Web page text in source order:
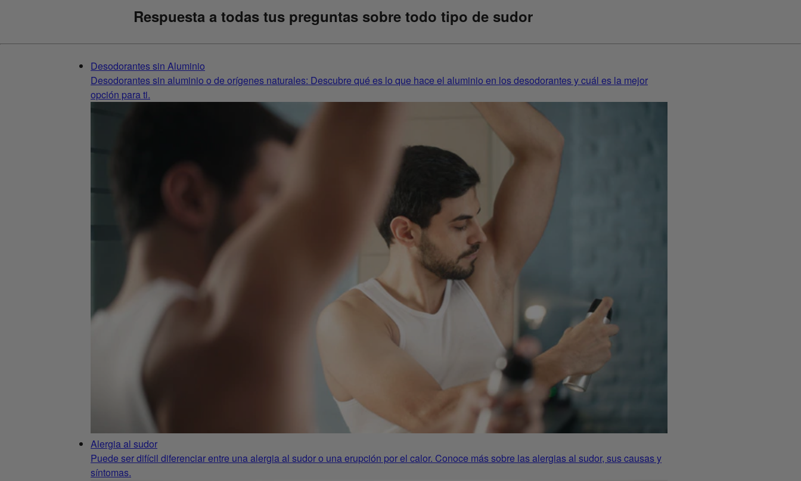
Respuesta a todas tus preguntas sobre todo tipo de sudor
Desodorantes sin Aluminio
Desodorantes sin aluminio o de orígenes naturales: Descubre qué es lo que hace el aluminio en los desodorantes y cuál es la mejor
opción para ti.
Alergia al sudor
Puede ser difícil diferenciar entre una alergia al sudor o una erupción por el calor. Conoce más sobre las alergias al sudor, sus causas y
síntomas.